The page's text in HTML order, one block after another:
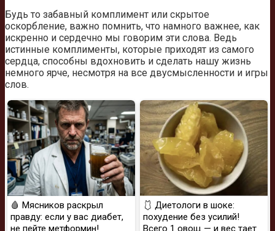
Будь то забавный комплимент или скрытое
оскорбление, важно помнить, что намного важнее, как
искренно и сердечно мы говорим эти слова. Ведь
истинные комплименты, которые приходят из самого
сердца, способны вдохновить и сделать нашу жизнь
немного ярче, несмотря на все двусмысленности и игры
слов.
🩸 Мясников раскрыл
правду: если у вас диабет,
не пейте метформин!
🩱 Диетологи в шоке:
похудение без усилий!
Всего 1 овощ — и вес тает